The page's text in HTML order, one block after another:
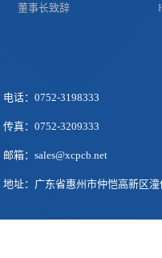
董事长致辞
电话：0752-3198333
传真：0752-3209333
邮箱：sales@xcpcb.net
地址：广东省惠州市仲恺高新区